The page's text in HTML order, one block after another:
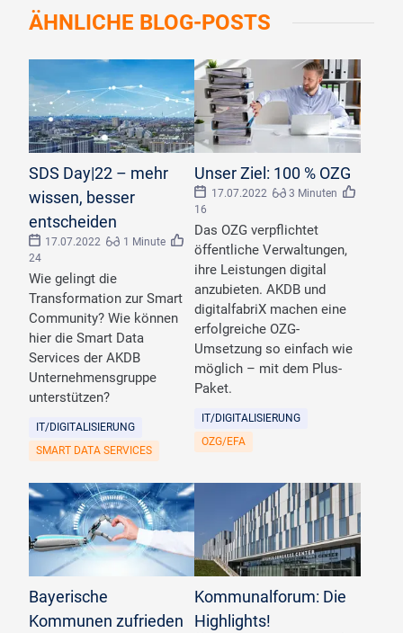
ÄHNLICHE BLOG-POSTS
SDS Day|22 – mehr
wissen, besser
entscheiden
17.07.2022
1 Minute
24
Wie gelingt die
Transformation zur Smart
Community? Wie können
hier die Smart Data
Services der AKDB
Unternehmensgruppe
unterstützen?
IT/DIGITALISIERUNG
SMART DATA SERVICES
Unser Ziel: 100 % OZG
17.07.2022
3 Minuten
16
Das OZG verpflichtet
öffentliche Verwaltungen,
ihre Leistungen digital
anzubieten. AKDB und
digitalfabriX machen eine
erfolgreiche OZG-
Umsetzung so einfach wie
möglich – mit dem Plus-
Paket.
IT/DIGITALISIERUNG
OZG/EFA
Bayerische
Kommunen zufrieden
Kommunalforum: Die
Highlights!